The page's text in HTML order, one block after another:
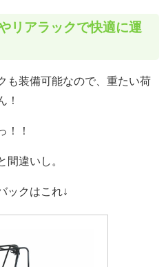
リアラックで快適に運
も装備可能なので、重たい荷
！
！！
間違いし。
ックはこれ↓